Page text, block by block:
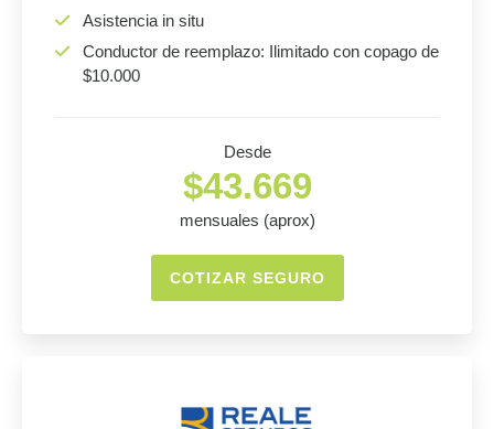
Asistencia in situ
Conductor de reemplazo: Ilimitado con copago de
$10.000
Desde
$43.669
mensuales (aprox)
COTIZAR SEGURO